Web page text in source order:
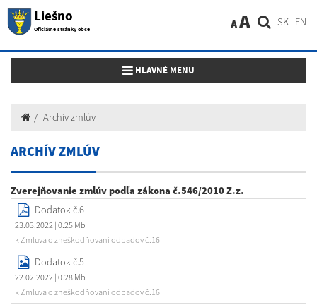
Liešno
Oficiálne stránky obce
SK | EN
AA
Toggle navigation
HLAVNÉ MENU
Archív zmlúv
ARCHÍV ZMLÚV
Zverejňovanie zmlúv podľa zákona č.546/2010 Z.z.
Dodatok č.6
23.03.2022 | 0.25 Mb
k Zmluva o zneškodňovaní odpadov č.16
Dodatok č.5
22.02.2022 | 0.28 Mb
k Zmluva o zneškodňovaní odpadov č.16